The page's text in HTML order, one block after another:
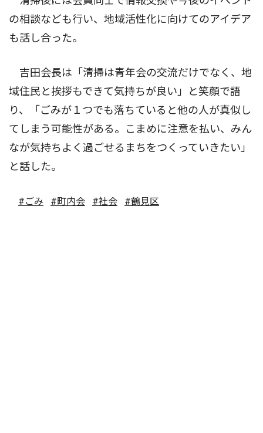
の相談なども行い、地域活性化に向けてのアイデア
も話し合った。
吉田会長は「清掃は青年会の交流だけでなく、地
域住民と挨拶もできて気持ちが良い」と笑顔で語
り、「ごみが１つでも落ちていると他の人が真似し
てしまう可能性がある。こまめに注意を払い、みん
なが気持ちよく過ごせるまちをつくっていきたい」
と話した。
#ごみ #町内会 #社会 #鶴見区